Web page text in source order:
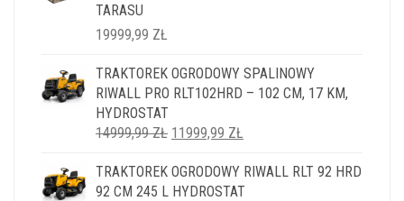
TARASU
19999,99 ZŁ
TRAKTOREK OGRODOWY SPALINOWY
RIWALL PRO RLT102HRD – 102 CM, 17 KM,
HYDROSTAT
14999,99ZŁ PIERWOTNA
WYNOSIŁA:
14999,99 ZŁ.
11999,99 ZŁ
WYNOSI:
11999,99 ZŁ.
TRAKTOREK OGRODOWY RIWALL RLT 92 HRD
92 CM 245 L HYDROSTAT